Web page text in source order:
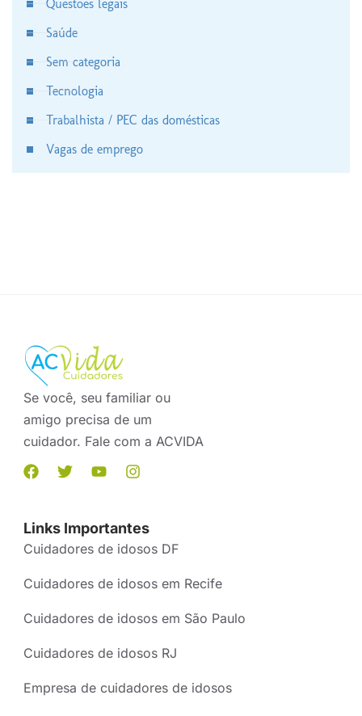
Questões legais
Saúde
Sem categoria
Tecnologia
Trabalhista / PEC das domésticas
Vagas de emprego
Se você, seu familiar ou
amigo precisa de um
cuidador. Fale com a ACVIDA
Links Importantes
Cuidadores de idosos DF
Cuidadores de idosos em Recife
Cuidadores de idosos em São Paulo
Cuidadores de idosos RJ
Empresa de cuidadores de idosos